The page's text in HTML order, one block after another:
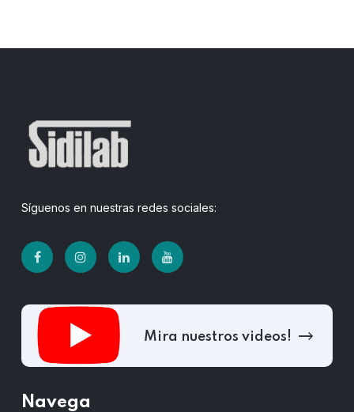
Síguenos en nuestras redes sociales:
Mira nuestros videos!
Navega